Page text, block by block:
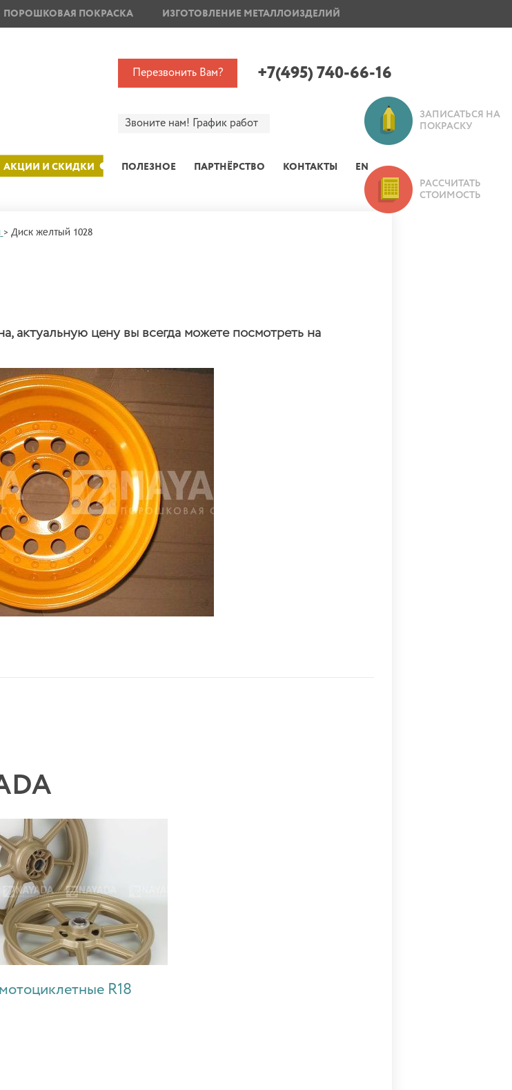
ПОРОШКОВАЯ ПОКРАСКА ИЗГОТОВЛЕНИЕ МЕТАЛЛОИЗДЕЛИЙ
Перезвонить Вам? +7(495) 740-66-16
Звоните нам! График работ
АКЦИИ И СКИДКИ ПОЛЕЗНОЕ ПАРТНЁРСТВО КОНТАКТЫ EN
> Диск желтый 1028
актуальную цену вы всегда можете посмотреть на
R18
ЗАПИСАТЬСЯ НА
ПОКРАСКУ
РАССЧИТАТЬ
СТОИМОСТЬ